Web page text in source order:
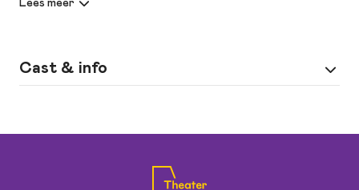
toewijding het beeld van Brel op. Verbazingwekkend
Cast & info